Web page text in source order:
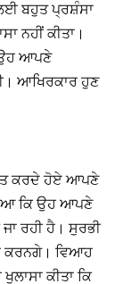
ਬਹੁਤ ਪ੍ਰਸ਼ੰਸਾ
ਨਹੀਂ ਕੀਤਾ।
ਉਹ ਆਪਣੇ
ਆਖਿਰਕਾਰ ਹੁਣ
ਕਰਦੇ ਹੋਏ ਆਪਣੇ
ਕਿ ਉਹ ਆਪਣੇ
ਰਹੀ ਹੈ। ਸੁਰਭੀ
ਕਰਨਗੇ। ਵਿਆਹ
ਕੀਤਾ ਕਿ